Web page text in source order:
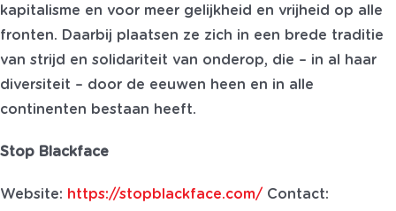
kapitalisme en voor meer gelijkheid en vrijheid op alle
fronten. Daarbij plaatsen ze zich in een brede traditie
van strijd en solidariteit van onderop, die – in al haar
diversiteit – door de eeuwen heen en in alle
continenten bestaan heeft.
Stop Blackface
Website: https://stopblackface.com/Contact: